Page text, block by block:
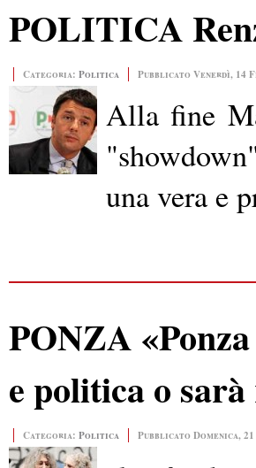
POLITICA
Categoria: Politica Pubblicato Venerdì, 14
Alla fine
una vera e
PONZA
e politica o
Categoria: Politica Pubblicato Domenica,